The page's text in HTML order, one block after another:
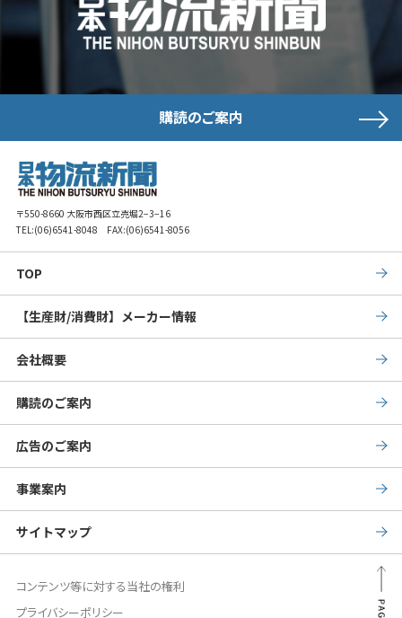
購読のご案内
〒550-8660 大阪市西区立売堀2−3−16
TEL:(06)6541-8048 FAX:(06)6541-8056
TOP
【生産財/消費財】メーカー情報
会社概要
購読のご案内
広告のご案内
事業案内
サイトマップ
コンテンツ等に対する当社の権利
プライバシーポリシー